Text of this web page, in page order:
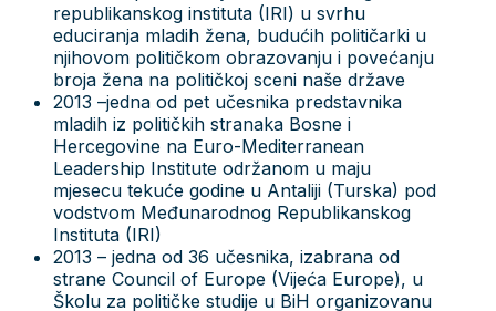
republikanskog instituta (IRI) u svrhu
educiranja mladih žena, budućih političarki u
njihovom političkom obrazovanju i povećanju
broja žena na političkoj sceni naše države
2013 –jedna od pet učesnika predstavnika
mladih iz političkih stranaka Bosne i
Hercegovine na Euro-Mediterranean
Leadership Institute održanom u maju
mjesecu tekuće godine u Antaliji (Turska) pod
vodstvom Međunarodnog Republikanskog
Instituta (IRI)
2013 – jedna od 36 učesnika, izabrana od
strane Council of Europe (Vijeća Europe), u
Školu za političke studije u BiH organizovanu